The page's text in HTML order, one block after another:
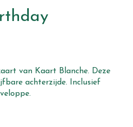
van Kaart Blanche. Deze
achterzijde. Inclusief
is